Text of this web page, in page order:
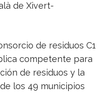
de Xivert-
de residuos C1
competente para
de residuos y la
los 49 municipios